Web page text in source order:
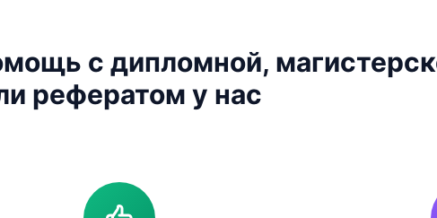
с дипломной,
рефератом у нас